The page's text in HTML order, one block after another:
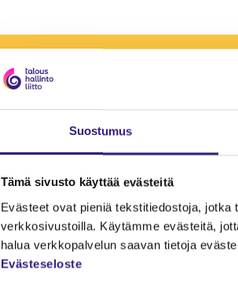
Suostumus
Tämä sivusto käyttää evästeitä
Evästeet ovat pieniä tekstitiedostoja,
verkkosivustoilla. Käytämme evästeitä,
halua verkkopalvelun saavan tietoja
Evästeseloste